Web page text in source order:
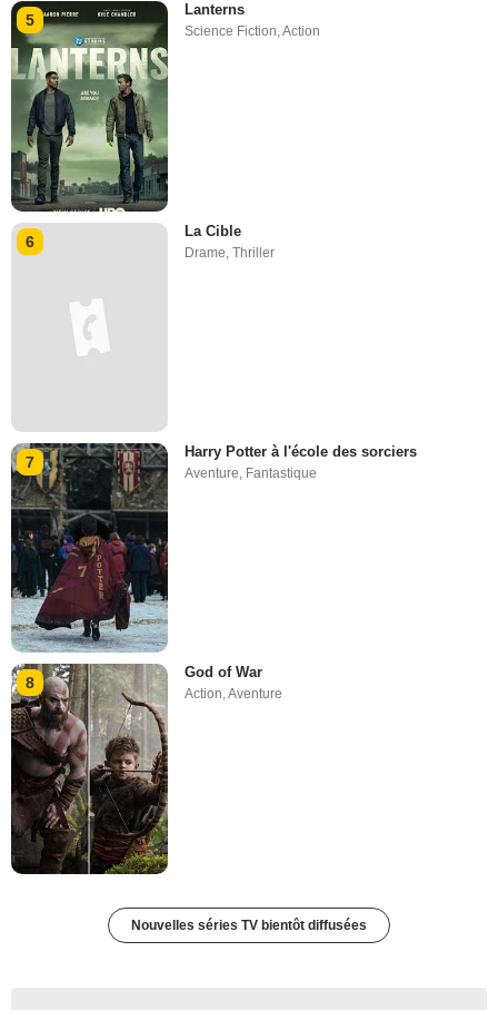
5
Lanterns
Science Fiction,Action
6
La Cible
Drame ,Thriller
7
Harry Potter à l'école des sorciers
Aventure, Fantastique
8
God of War
Action,Aventure
Nouvelles séries TV bientôt diffusées